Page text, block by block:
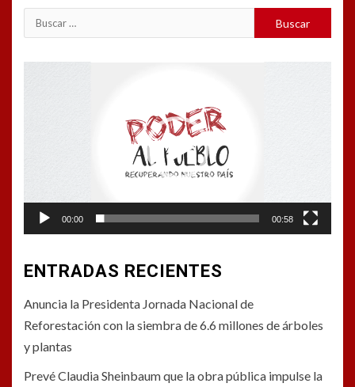
Buscar:
00:00 00:58
ENTRADAS RECIENTES
Anuncia la Presidenta Jornada Nacional de
Reforestación con la siembra de 6.6 millones de árboles
y plantas
Prevé Claudia Sheinbaum que la obra pública impulse la